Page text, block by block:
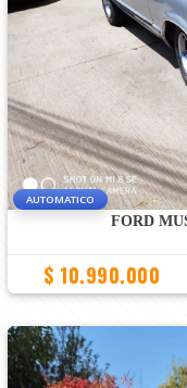
AUTOMATICO
FORD
$ 10.990.000